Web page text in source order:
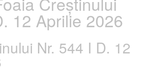
12 Aprilie 2026
Nr. 544 I D. 12